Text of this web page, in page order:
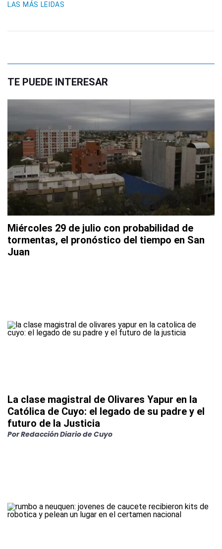
LAS MÁS LEIDAS
TE PUEDE INTERESAR
Miércoles 29 de julio con probabilidad de
tormentas, el pronóstico del tiempo en San
Juan
La clase magistral de Olivares Yapur en la
Católica de Cuyo: el legado de su padre y el
futuro de la Justicia
PorRedacción Diario de Cuyo